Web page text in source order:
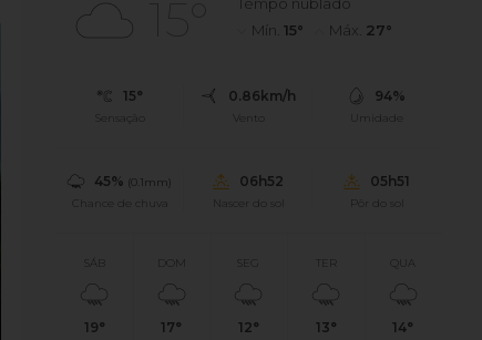
15°
Mín.15° Máx. 27°
15°
Sensação
0.86km/h
Vento
94%
Umidade
45% (0.1mm)
Chance de chuva
06h52
Nascer do sol
05h51
Pôr do sol
SÁB
19°
DOM
17°
12°
TER
13°
QUA
14°